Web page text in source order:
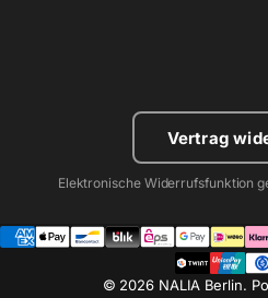
Vertrag
Elektronische Widerrufsfunktion
© 2026 NALIA Berlin.